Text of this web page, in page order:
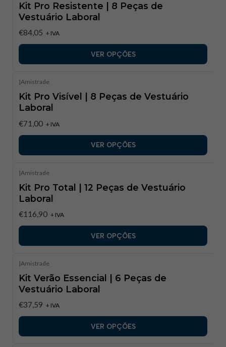
Kit Pro Resistente | 8 Peças de
Vestuário Laboral
€84,05 + IVA
VER OPÇÕES
|Amistrade
Kit Pro Visível | 8 Peças de Vestuário
Laboral
€71,00 + IVA
VER OPÇÕES
|Amistrade
Kit Pro Total | 12 Peças de Vestuário
Laboral
€116,90 + IVA
VER OPÇÕES
|Amistrade
Kit Verão Essencial | 6 Peças de
Vestuário Laboral
€37,59 + IVA
VER OPÇÕES